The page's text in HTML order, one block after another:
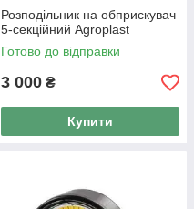
Розподільник на обприскувач
5-секційний Agroplast
Готово до відправки
3 000 ₴
Купити